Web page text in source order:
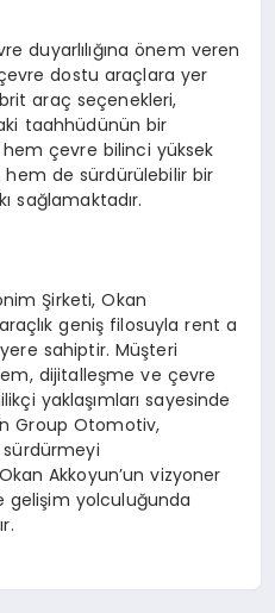
duyarlılığına önem veren
dostu araçlara yer
araç seçenekleri,
taahhüdünün bir
hem çevre bilinci yüksek
de sürdürülebilir bir
sağlamaktadır.
Şirketi, Okan
geniş filosuyla rent a
sahiptir. Müşteri
dijitalleşme ve çevre
yaklaşımları sayesinde
Group Otomotiv,
sürdürmeyi
Akkoyun’un vizyoner
gelişim yolculuğunda